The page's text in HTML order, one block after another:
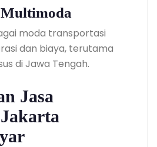
moda transportasi
dan biaya, terutama
di Jawa Tengah.
Jasa